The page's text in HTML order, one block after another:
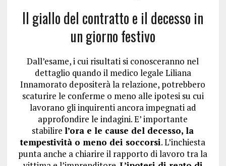
Il giallo del contratto e il decesso in
un giorno festivo
Dall’esame, i cui risultati si conosceranno nel
dettaglio quando il medico legale Liliana
Innamorato depositerà la relazione, potrebbero
scaturire le conferme o meno alle ipotesi su cui
lavorano gli inquirenti ancora impegnati ad
approfondire le indagini. E’ importante
stabilirel’ora e le cause del decesso, la
tempestività o meno dei soccorsi. L’inchiesta
punta anche a chiarire il rapporto di lavoro tra la